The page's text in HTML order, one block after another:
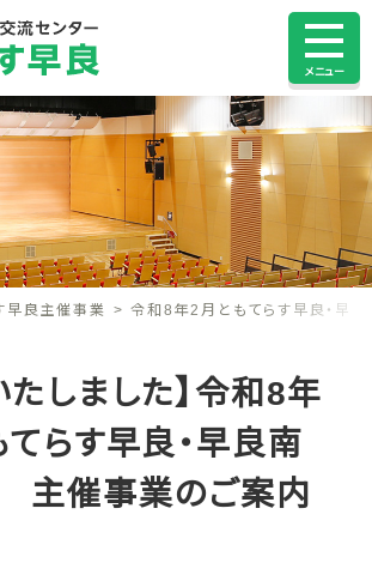
メニュー
早良主催事業 令和8年2月ともてらす早良・早
たしました】令和8年
らす早良・早良南
主催事業のご案内